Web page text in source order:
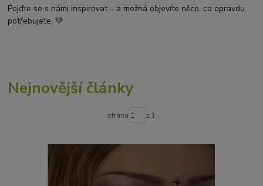
Pojďte se s námi inspirovat – a možná objevíte něco, co opravdu
potřebujete. 💚
Nejnovější články
strana z 1